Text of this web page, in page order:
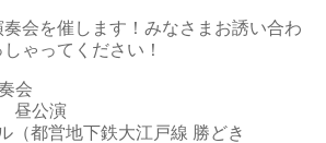
会を催します！みなさまお誘い合わ
ゃってください！
会
昼公演
（都営地下鉄大江戸線 勝どき